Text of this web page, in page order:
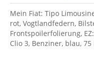
Mein Fiat: Tipo
rot, Vogtlandfedern,
Frontspoilerfolierung,
Clio 3, Benziner, blau, 75